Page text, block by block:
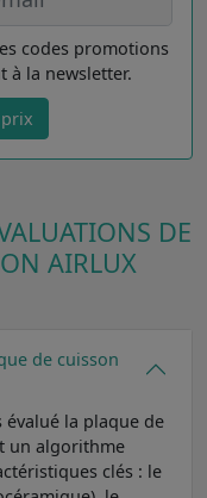
codes promotions
à la newsletter.
DE
AIRLUX
de cuisson
évalué la plaque de
un algorithme
clés : le